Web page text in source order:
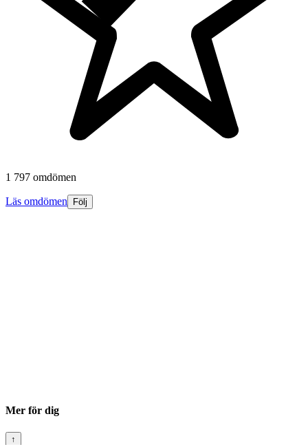
1 797 omdömen
Läs omdömen Följ
Mer för dig
↑